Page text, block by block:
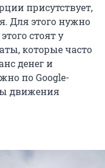
присутствует,
Для этого нужно
стоят у
которые часто
денег и
по Google-
движения